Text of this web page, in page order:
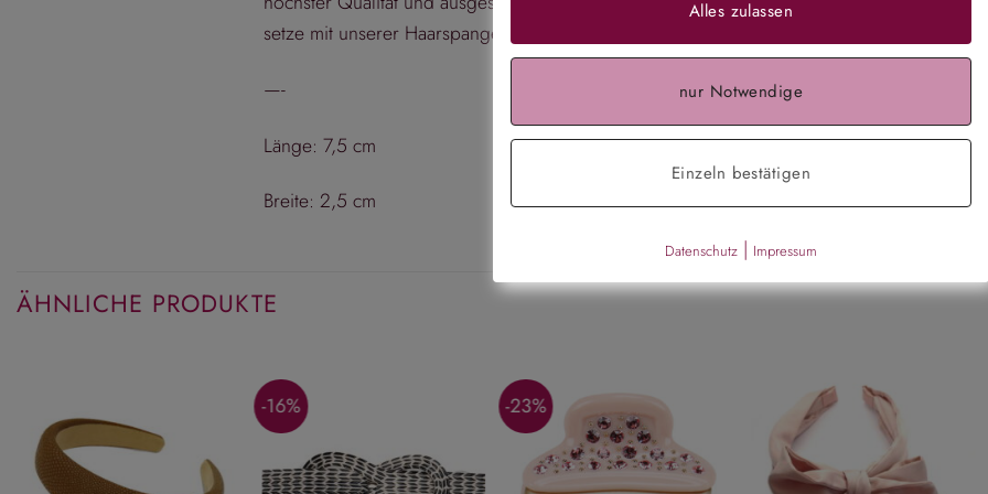
setze mit unserer Haarspange ein Statement! 💁‍♀️✨
—-
Länge: 7,5 cm
Breite: 2,5 cm
ÄHNLICHE PRODUKTE
-16% -23%
Alles zulassen
nur Notwendige
Einzeln bestätigen
Datenschutz | Impressum